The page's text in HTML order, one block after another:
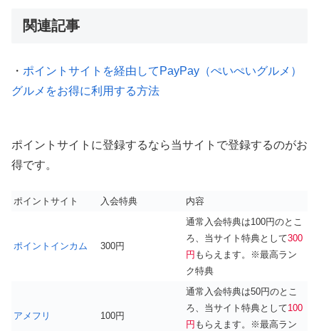
関連記事
・ ポイントサイトを経由してPayPay（ぺいぺいグルメ）
グルメをお得に利用する方法
ポイントサイトに登録するなら当サイトで登録するのがお
得です。
ポイントサイト 入会特典 内容
ポイントインカム 300円
通常入会特典は100円のとこ
ろ、当サイト特典として300
円 もらえます。※最高ラン
ク特典
アメフリ 100円
通常入会特典は50円のとこ
ろ、当サイト特典として100
円 もらえます。※最高ラン